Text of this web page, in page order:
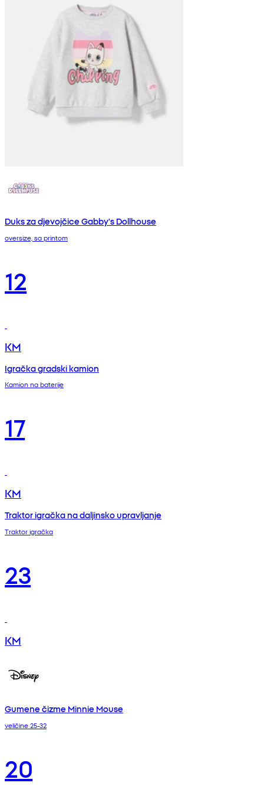
Duks za djevojčice Gabby's Dollhouse
oversize, sa printom
12
KM
Igračka gradski kamion
Kamion na baterije
17
KM
Traktor igračka na daljinsko upravljanje
Traktor igračka
23
KM
Gumene čizme Minnie Mouse
veličine 25-32
20